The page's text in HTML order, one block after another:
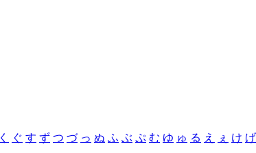
く ぐ す ず つ づ っ ぬ ふ ぶ ぷ む ゆ ゅ る え ぇ け げ